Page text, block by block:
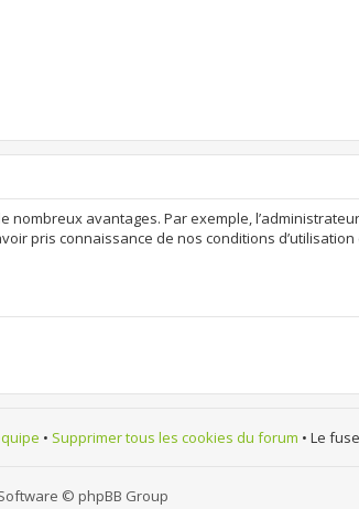
avantages. Par exemple,
pris connaissance de nos conditions
• Supprimer tous les cookies du forum • Le
© phpBB Group